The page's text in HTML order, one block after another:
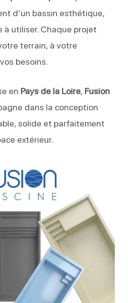
d’un bassin esthétique,
utiliser. Chaque projet
terrain, à votre
besoins.
en Pays de la Loire, Fusion
dans la conception
solide et parfaitement
extérieur.